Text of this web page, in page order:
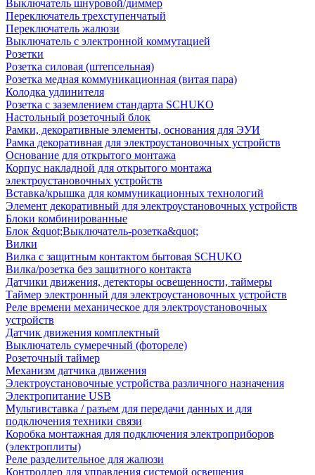
Выключатель шнуровой/диммер
Переключатель трехступенчатый
Переключатель жалюзи
Выключатель с электронной коммутацией
Розетки
Розетка силовая (штепсельная)
Розетка медная коммуникационная (витая пара)
Колодка удлинителя
Розетка с заземлением стандарта SCHUKO
Настольный розеточный блок
Рамки, декоративные элементы, основания для ЭУИ
Рамка декоративная для электроустановочных устройств
Основание для открытого монтажа
Корпус накладной для открытого монтажа
электроустановочных устройств
Вставка/крышка для коммуникационных технологий
Элемент декоративный для электроустановочных устройств
Блоки комбинированные
Блок &quot;Выключатель-розетка&quot;
Вилки
Вилка с защитным контактом бытовая SCHUKO
Вилка/розетка без защитного контакта
Датчики движения, детекторы освещенности, таймеры
Таймер электронный для электроустановочных устройств
Реле времени механическое для электроустановочных
устройств
Датчик движения комплектный
Выключатель сумеречный (фотореле)
Розеточный таймер
Механизм датчика движения
Электроустановочные устройства различного назначения
Электропитание USB
Мультивставка / разъем для передачи данных и для
подключения техники связи
Коробка монтажная для подключения электроприборов
(электроплиты)
Реле разделительное для жалюзи
Контроллер для управления системой освещения